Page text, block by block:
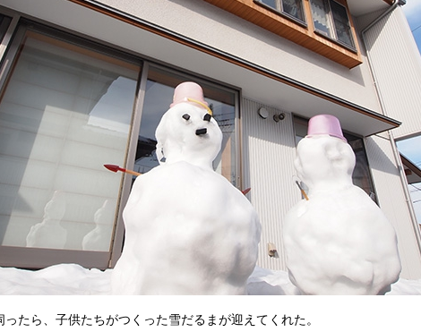
たら、子供たちがつくった雪だるまが迎えてくれた。